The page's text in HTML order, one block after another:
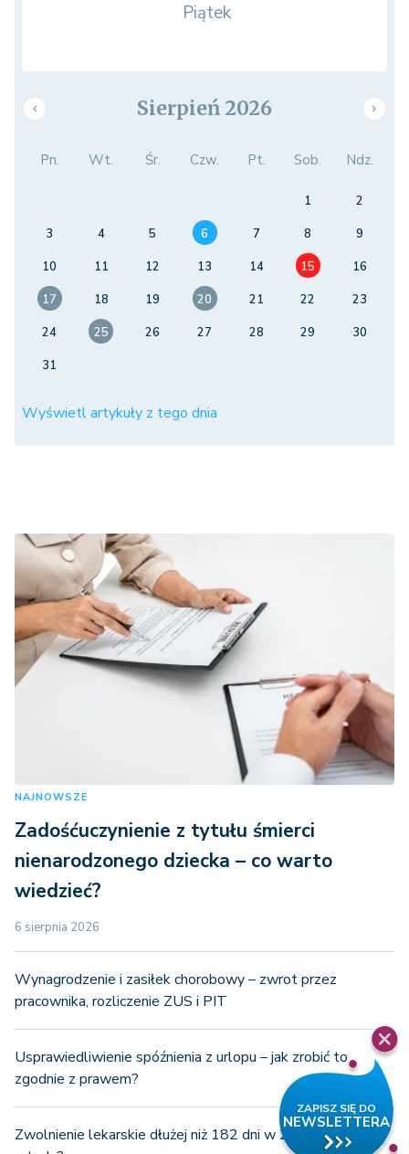
Piątek
Sierpień 2026
Pn. Wt. Śr. Czw. Pt. Sob. Ndz.
1
2
3
4 5 6 7 8
9
10
11 12 13 14 15
16
17
18 19 20 21 22
23
24
25 26 27 28 29
30
31
Wyświetl artykuły z tego dnia
NAJNOWSZE
Zadośćuczynienie z tytułu śmierci
nienarodzonego dziecka – co warto
wiedzieć?
6 sierpnia 2026
Wynagrodzenie i zasiłek chorobowy – zwrot przez
pracownika, rozliczenie ZUS i PIT
Usprawiedliwienie spóźnienia z urlopu – jak zrobić to
zgodnie z prawem?
Zwolnienie lekarskie dłużej niż 182 dni w 2026 r. - co